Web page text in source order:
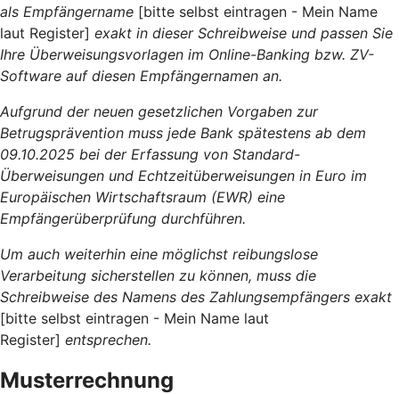
als Empfängername [bitte selbst eintragen - Mein Name
laut Register] exakt in dieser Schreibweise und passen Sie
Ihre Überweisungsvorlagen im Online-Banking bzw. ZV-
Software auf diesen Empfängernamen an.
Aufgrund der neuen gesetzlichen Vorgaben zur
Betrugsprävention muss jede Bank spätestens ab dem
09.10.2025 bei der Erfassung von Standard-
Überweisungen und Echtzeitüberweisungen in Euro im
Europäischen Wirtschaftsraum (EWR) eine
Empfängerüberprüfung durchführen.
Um auch weiterhin eine möglichst reibungslose
Verarbeitung sicherstellen zu können, muss die
Schreibweise des Namens des Zahlungsempfängers exakt
[bitte selbst eintragen - Mein Name laut
Register] entsprechen.
Musterrechnung